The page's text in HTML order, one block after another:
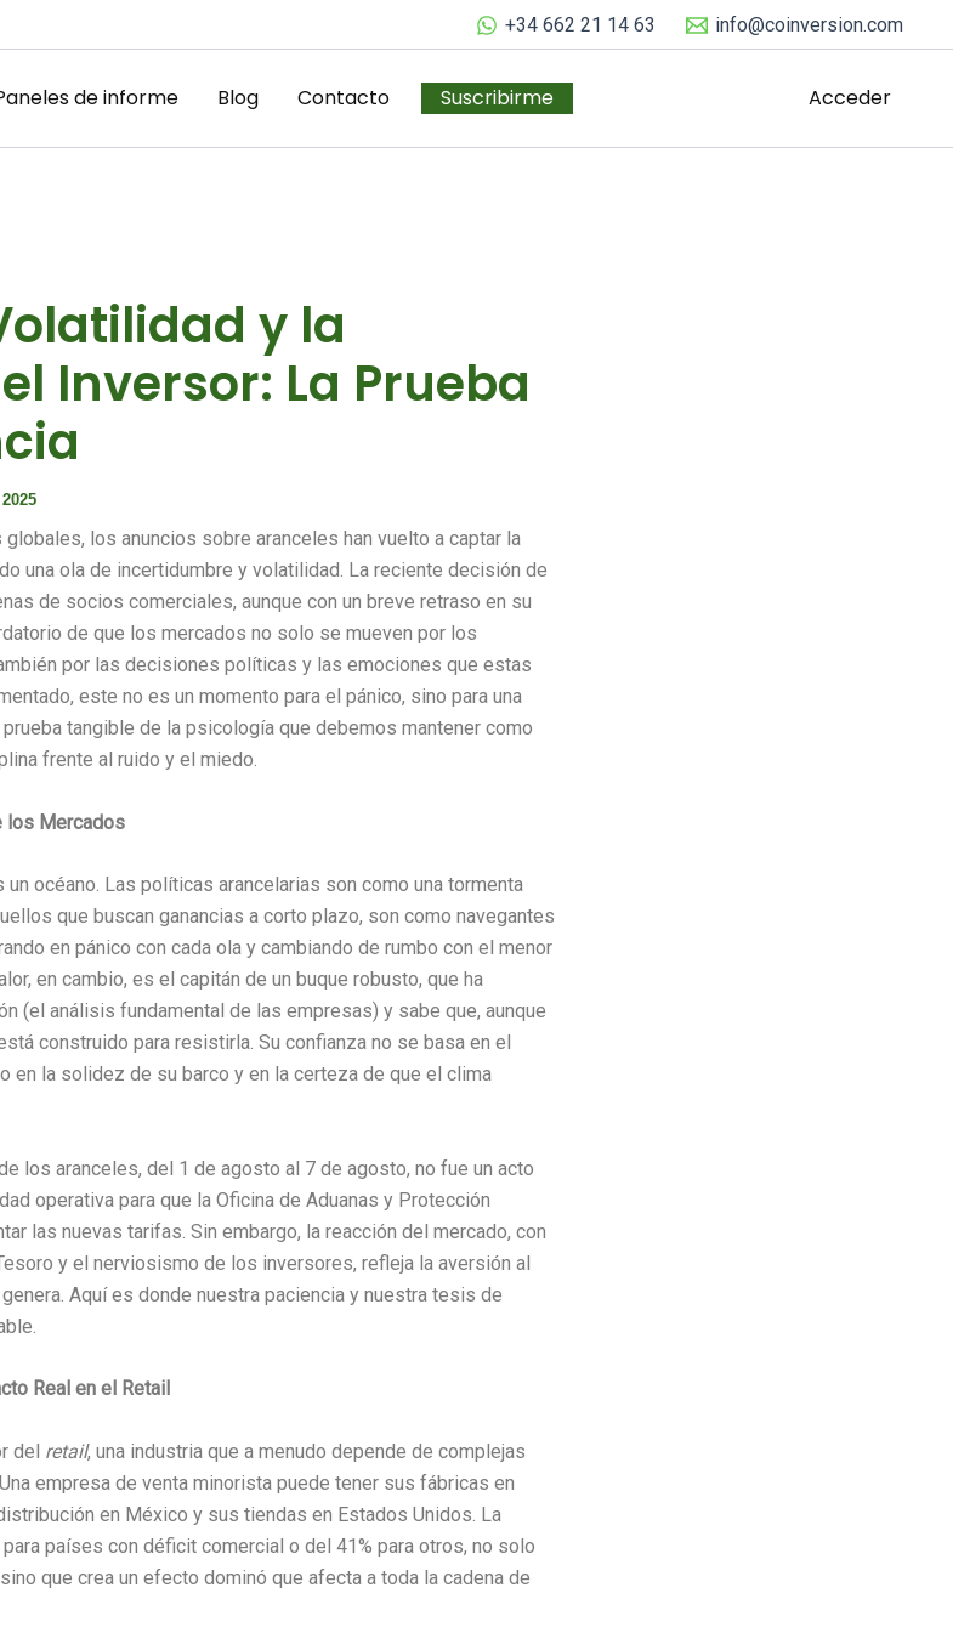
+34 662 21 14 63 info@coinversion.com
de informe Blog Contacto Suscribirme Acceder
y la
Inversor: La Prueba
los anuncios sobre aranceles han vuelto a captar la
una ola de incertidumbre y volatilidad. La reciente decisión de
de socios comerciales, aunque con un breve retraso en su
de que los mercados no solo se mueven por los
por las decisiones políticas y las emociones que estas
este no es un momento para el pánico, sino para una
tangible de la psicología que debemos mantener como
frente al ruido y el miedo.
los Mercados
un océano. Las políticas arancelarias son como una tormenta
que buscan ganancias a corto plazo, son como navegantes
en pánico con cada ola y cambiando de rumbo con el menor
en cambio, es el capitán de un buque robusto, que ha
(el análisis fundamental de las empresas) y sabe que, aunque
construido para resistirla. Su confianza no se basa en el
en la solidez de su barco y en la certeza de que el clima
los aranceles, del 1 de agosto al 7 de agosto, no fue un acto
operativa para que la Oficina de Aduanas y Protección
las nuevas tarifas. Sin embargo, la reacción del mercado, con
y el nerviosismo de los inversores, refleja la aversión al
Aquí es donde nuestra paciencia y nuestra tesis de
Real en el Retail
del retail, una industria que a menudo depende de complejas
empresa de venta minorista puede tener sus fábricas en
en México y sus tiendas en Estados Unidos. La
países con déficit comercial o del 41% para otros, no solo
que crea un efecto dominó que afecta a toda la cadena de